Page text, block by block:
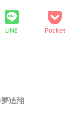
LINE Pocket
夢追翔